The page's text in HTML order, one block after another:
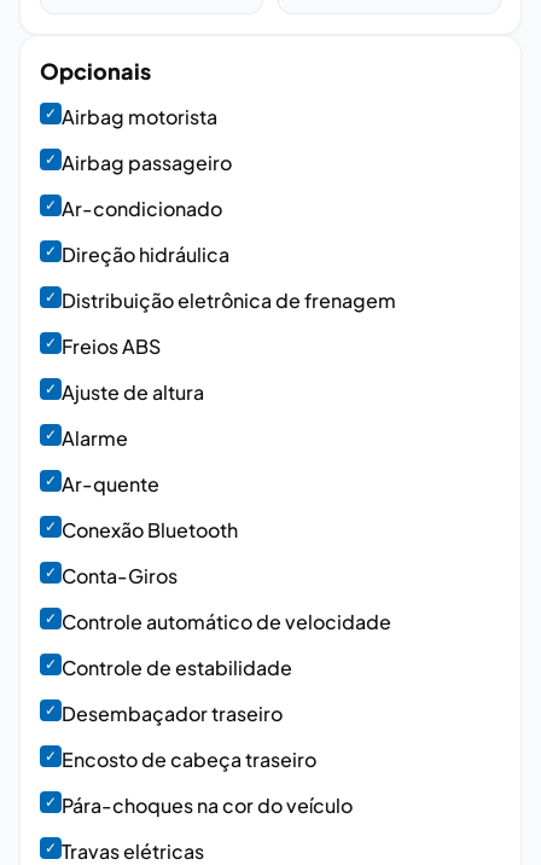
Opcionais
✓ Airbag motorista
✓ Airbag passageiro
✓ Ar-condicionado
✓ Direção hidráulica
✓ Distribuição eletrônica de frenagem
✓ Freios ABS
✓ Ajuste de altura
✓ Alarme
✓ Ar-quente
✓ Conexão Bluetooth
✓ Conta-Giros
✓ Controle automático de velocidade
✓ Controle de estabilidade
✓ Desembaçador traseiro
✓ Encosto de cabeça traseiro
✓ Pára-choques na cor do veículo
✓ Travas elétricas